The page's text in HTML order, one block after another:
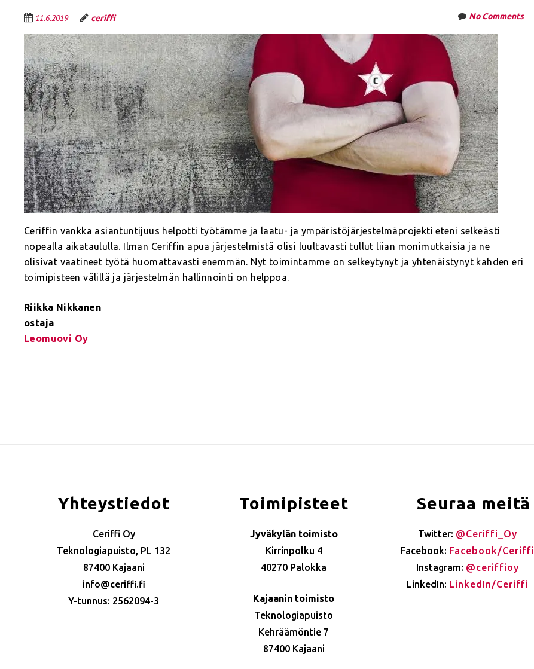
11.6.2019 ceriffi No Comments
Ceriffin vankka asiantuntijuus helpotti työtämme ja laatu- ja ympäristöjärjestelmäprojekti eteni selkeästi
nopealla aikataululla. Ilman Ceriffin apua järjestelmistä olisi luultavasti tullut liian monimutkaisia ja ne
olisivat vaatineet työtä huomattavasti enemmän. Nyt toimintamme on selkeytynyt ja yhtenäistynyt kahden eri
toimipisteen välillä ja järjestelmän hallinnointi on helppoa.
Riikka Nikkanen
ostaja
Leomuovi Oy
Yhteystiedot
Ceriffi Oy
Teknologiapuisto, PL 132
87400 Kajaani
info@ceriffi.fi
Y-tunnus: 2562094-3
Toimipisteet
Jyväkylän toimisto
Kirrinpolku 4
40270 Palokka
Kajaanin toimisto
Teknologiapuisto
Kehräämöntie 7
87400 Kajaani
Seuraa meitä
Twitter: @Ceriffi_Oy
Facebook: Facebook/Ceriffi
Instagram: @ceriffioy
LinkedIn: LinkedIn/Ceriffi